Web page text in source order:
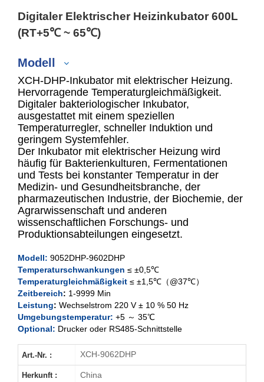
Digitaler Elektrischer Heizinkubator 600L
(RT+5℃ ~ 65℃)
Modell
XCH-9052DHP
XCH-9082DHP
XCH-9162DHP
XCH-9272DHP
XCH-9402DHP
XCH-9602DHP
XCH-DHP-Inkubator mit elektrischer Heizung.
Hervorragende Temperaturgleichmäßigkeit.
Digitaler bakteriologischer Inkubator,
ausgestattet mit einem speziellen
Temperaturregler, schneller Induktion und
geringem Systemfehler.
Der Inkubator mit elektrischer Heizung wird
häufig für Bakterienkulturen, Fermentationen
und Tests bei konstanter Temperatur in der
Medizin- und Gesundheitsbranche, der
pharmazeutischen Industrie, der Biochemie, der
Agrarwissenschaft und anderen
wissenschaftlichen Forschungs- und
Produktionsabteilungen eingesetzt.
Modell: 9052DHP-9602DHP
Temperaturschwankungen ≤ ±0,5℃
Temperaturgleichmäßigkeit ≤ ±1,5℃（@37℃）
Zeitbereich: 1-9999 Min
Leistung: Wechselstrom 220 V ± 10 % 50 Hz
Umgebungstemperatur: +5 ～ 35℃
Optional: Drucker oder RS485-Schnittstelle
Art.-Nr. : XCH-9062DHP
Herkunft : China